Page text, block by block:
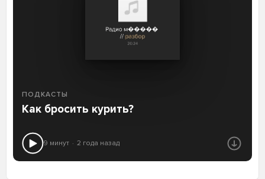
ПОДКАСТЫ
Как бросить курить?
9 минут 2 года назад